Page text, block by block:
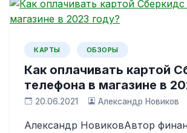
КАРТЫ ОБЗОРЫ
Как оплачивать картой
телефона в магазине в
20.06.2021 Александр Новиков
Александр НовиковАвтор